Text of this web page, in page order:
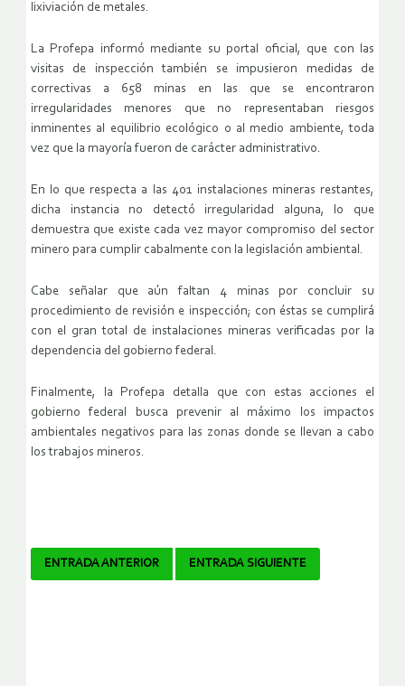
lixiviación de metales.
La Profepa informó mediante su portal oficial, que con las
visitas de inspección también se impusieron medidas de
correctivas a 658 minas en las que se encontraron
irregularidades menores que no representaban riesgos
inminentes al equilibrio ecológico o al medio ambiente, toda
vez que la mayoría fueron de carácter administrativo.
En lo que respecta a las 401 instalaciones mineras restantes,
dicha instancia no detectó irregularidad alguna, lo que
demuestra que existe cada vez mayor compromiso del sector
minero para cumplir cabalmente con la legislación ambiental.
Cabe señalar que aún faltan 4 minas por concluir su
procedimiento de revisión e inspección; con éstas se cumplirá
con el gran total de instalaciones mineras verificadas por la
dependencia del gobierno federal.
Finalmente, la Profepa detalla que con estas acciones el
gobierno federal busca prevenir al máximo los impactos
ambientales negativos para las zonas donde se llevan a cabo
los trabajos mineros.
Navegador
ENTRADA ANTERIOR ENTRADA SIGUIENTE